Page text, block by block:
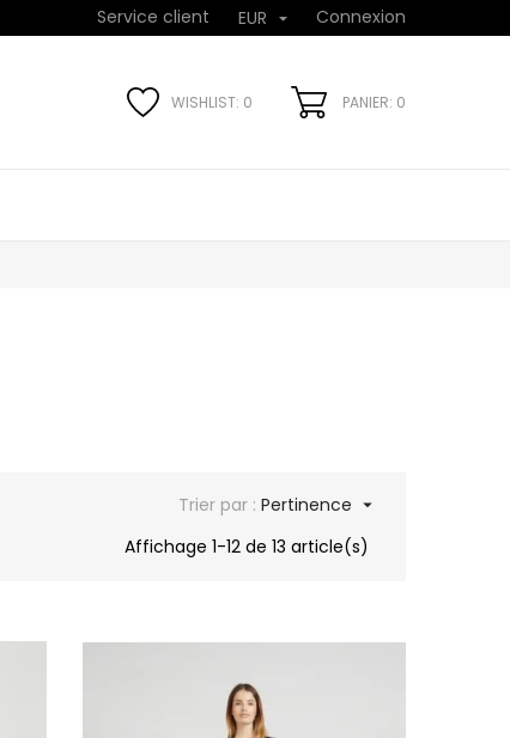
Service client EUR  Connexion
WISHLIST: 0 PANIER: 0
Trier par : Pertinence 
Affichage 1-12 de 13 article(s)